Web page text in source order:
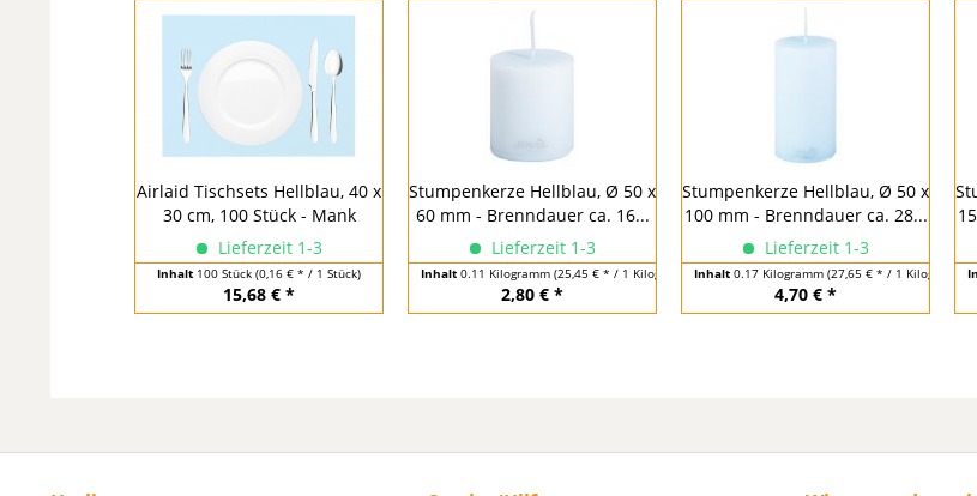
Airlaid Tischsets Hellblau, 40 x
30 cm, 100 Stück - Mank
Lieferzeit 1-3
Inhalt 100 Stück (0,16 € * / 1 Stück)
15,68 € *
Stumpenkerze Hellblau, Ø 50 x
60 mm - Brenndauer ca. 16...
Lieferzeit 1-3
Inhalt 0.11 Kilogramm (25,45 € * / 1 Kilogramm)
2,80 € *
Stumpenkerze Hellblau, Ø 50 x
100 mm - Brenndauer ca. 28...
Lieferzeit 1-3
Inhalt 0.17 Kilogramm (27,65 € * / 1 Kilogramm)
4,70 € *